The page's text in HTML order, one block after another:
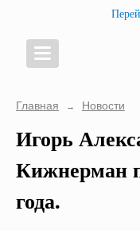
Главная → Новости
Игорь
Кижнерман
года.